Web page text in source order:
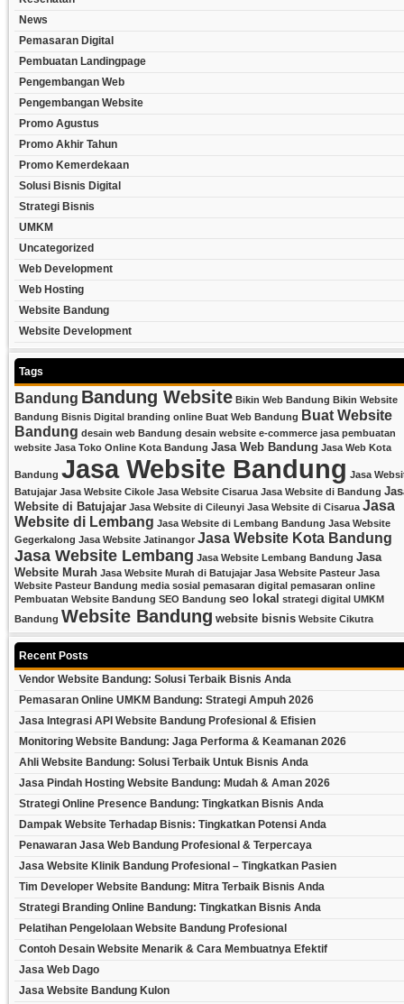
News
Pemasaran Digital
Pembuatan Landingpage
Pengembangan Web
Pengembangan Website
Promo Agustus
Promo Akhir Tahun
Promo Kemerdekaan
Solusi Bisnis Digital
Strategi Bisnis
UMKM
Uncategorized
Web Development
Web Hosting
Website Bandung
Website Development
Tags
Bandung Bandung Website Bikin Web Bandung Bikin Website
Bandung Bisnis Digital branding online Buat Web Bandung Buat Website
Bandung desain web Bandung desain website e-commerce jasa pembuatan
website Jasa Toko Online Kota Bandung Jasa Web Bandung Jasa Web Kota
Bandung Jasa Website Bandung Jasa
Batujajar Jasa Website Cikole Jasa Website Cisarua Jasa Website di Bandung
Website di Batujajar Jasa Website di Cileunyi Jasa Website di Cisarua Jasa
Website di Lembang Jasa Website di Lembang Bandung Jasa Website
Gegerkalong Jasa Website Jatinangor Jasa Website Kota Bandung
Jasa Website Lembang Jasa Website Lembang Bandung Jasa
Website Murah Jasa Website Murah di Batujajar Jasa Website Pasteur Jasa
Website Pasteur Bandung media sosial pemasaran digital pemasaran online
Pembuatan Website Bandung SEO Bandung seo lokal strategi digital UMKM
Bandung Website Bandung website bisnis Website Cikutra
Recent Posts
Vendor Website Bandung: Solusi Terbaik Bisnis Anda
Pemasaran Online UMKM Bandung: Strategi Ampuh 2026
Jasa Integrasi API Website Bandung Profesional & Efisien
Monitoring Website Bandung: Jaga Performa & Keamanan 2026
Ahli Website Bandung: Solusi Terbaik Untuk Bisnis Anda
Jasa Pindah Hosting Website Bandung: Mudah & Aman 2026
Strategi Online Presence Bandung: Tingkatkan Bisnis Anda
Dampak Website Terhadap Bisnis: Tingkatkan Potensi Anda
Penawaran Jasa Web Bandung Profesional & Terpercaya
Jasa Website Klinik Bandung Profesional – Tingkatkan Pasien
Tim Developer Website Bandung: Mitra Terbaik Bisnis Anda
Strategi Branding Online Bandung: Tingkatkan Bisnis Anda
Pelatihan Pengelolaan Website Bandung Profesional
Contoh Desain Website Menarik & Cara Membuatnya Efektif
Jasa Web Dago
Jasa Website Bandung Kulon